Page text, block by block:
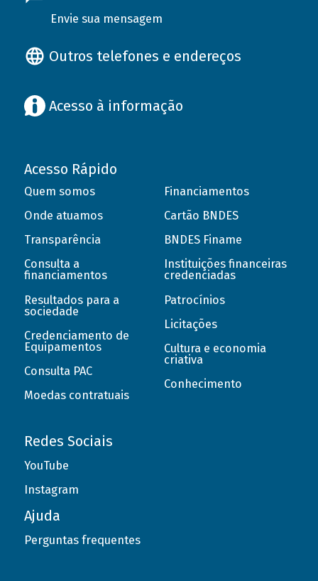
Envie sua mensagem
Outros telefones e endereços
Acesso à informação
Acesso Rápido
Quem somos
Onde atuamos
Transparência
Consulta a
financiamentos
Resultados para a
sociedade
Credenciamento de
Equipamentos
Consulta PAC
Moedas contratuais
Financiamentos
Cartão BNDES
BNDES Finame
Instituições financeiras
credenciadas
Patrocínios
Licitações
Cultura e economia
criativa
Conhecimento
Redes Sociais
YouTube
Instagram
Ajuda
Perguntas frequentes